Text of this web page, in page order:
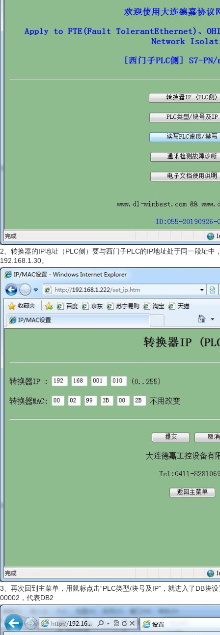
2、转换器的IP地址（PLC侧）要与西门子PLC的IP地址处于同一段址
192.168.1.30。
3、再次回到主菜单，用鼠标点击“PLC类型/块号及IP”，就进入了DB
00002，代表DB2